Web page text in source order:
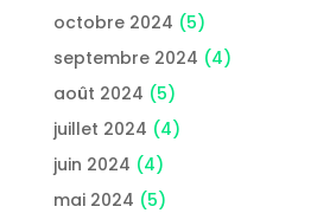
octobre 2024 (5)
septembre 2024 (4)
août 2024 (5)
juillet 2024 (4)
juin 2024 (4)
mai 2024 (5)